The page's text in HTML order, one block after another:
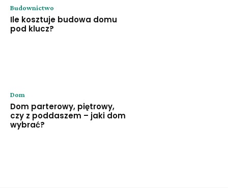
Budownictwo
Ile kosztuje budowa domu
pod klucz?
Dom
Dom parterowy, piętrowy,
czy z poddaszem – jaki dom
wybrać?